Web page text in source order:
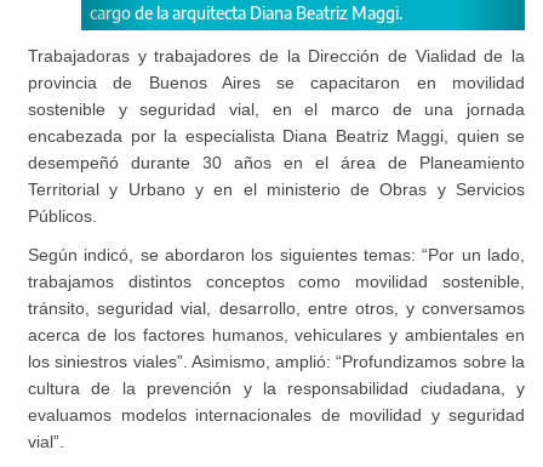
cargo de la arquitecta Diana Beatriz Maggi.
Trabajadoras y trabajadores de la Dirección de Vialidad de la
provincia de Buenos Aires se capacitaron en movilidad
sostenible y seguridad vial, en el marco de una jornada
encabezada por la especialista Diana Beatriz Maggi, quien se
desempeñó durante 30 años en el área de Planeamiento
Territorial y Urbano y en el ministerio de Obras y Servicios
Públicos.
Según indicó, se abordaron los siguientes temas: “Por un lado,
trabajamos distintos conceptos como movilidad sostenible,
tránsito, seguridad vial, desarrollo, entre otros, y conversamos
acerca de los factores humanos, vehiculares y ambientales en
los siniestros viales”. Asimismo, amplió: “Profundizamos sobre la
cultura de la prevención y la responsabilidad ciudadana, y
evaluamos modelos internacionales de movilidad y seguridad
vial”.